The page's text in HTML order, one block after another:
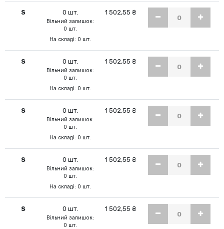
S 0 шт.
Вільний залишок:
0 шт.
На складі: 0 шт.
1 502,55 ₴
S 0 шт.
Вільний залишок:
0 шт.
На складі: 0 шт.
1 502,55 ₴
S 0 шт.
Вільний залишок:
0 шт.
На складі: 0 шт.
1 502,55 ₴
S 0 шт.
Вільний залишок:
0 шт.
На складі: 0 шт.
1 502,55 ₴
S 0 шт.
Вільний залишок:
0 шт.
1 502,55 ₴